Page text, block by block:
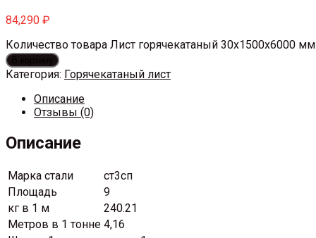
84,290 ₽
Количество товара Лист горячекатаный 30х1500х6000 мм
В корзину
Категория: Горячекатаный лист
Описание
Отзывы (0)
Описание
Марка стали
ст3сп
Площадь
9
кг в 1 м
240.21
Метров в 1 тонне 4,16